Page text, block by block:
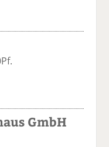
GmbH